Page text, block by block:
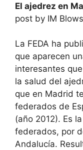
El ajedrez en
post by IM
La FEDA ha
que aparecen
interesantes
la salud del
que en Madrid
federados de
(año 2012). Es
federados, por
Andalucía.